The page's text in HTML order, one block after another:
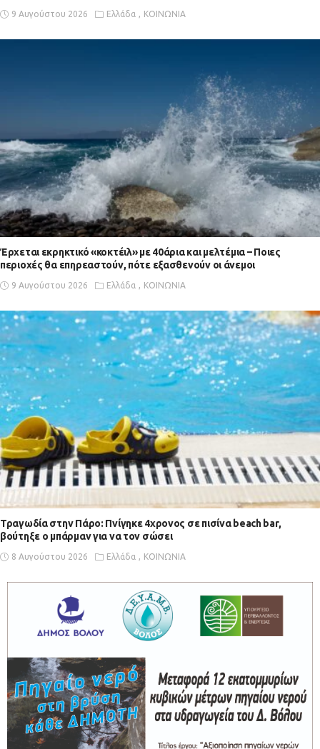
9 Αυγούστου 2026 Ελλάδα ΚΟΙΝΩΝΙΑ
Έρχεται εκρηκτικό «κοκτέιλ» με 40άρια και μελτέμια – Ποιες
περιοχές θα επηρεαστούν, πότε εξασθενούν οι άνεμοι
9 Αυγούστου 2026 Ελλάδα ΚΟΙΝΩΝΙΑ
Τραγωδία στην Πάρο: Πνίγηκε 4χρονος σε πισίνα beach bar,
βούτηξε ο μπάρμαν για να τον σώσει
8 Αυγούστου 2026 Ελλάδα ΚΟΙΝΩΝΙΑ